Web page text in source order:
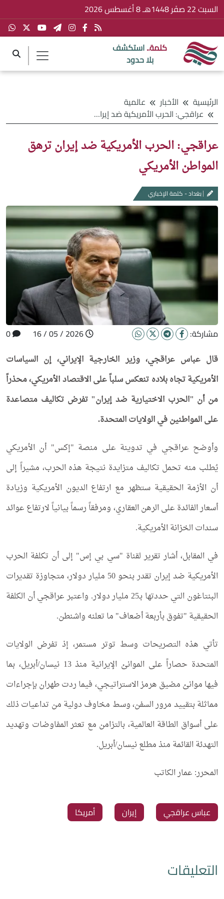
السبت 22 صفَر 1448هـ 8 أغسطس 2026
كلمة..استكشف
بلا حدود
الرئيسية الأخبار
عالمية
عراقجي: الحرب الأمريكية ضد إيران ترهق المواطن الأمريكي
عراقجي: الحرب الأمريكية ضد إيران ترهق
المواطن الأمريكي
بغداد - كلمة الإخباري
مشاركة:
قال عباس عراقجي، وزير الخارجية الإيراني، إن السياسات
الأمريكية تجاه بلاده تنعكس سلباً على الاقتصاد الأمريكي، محذراً
من أن "الحرب الاختيارية ضد إيران" تفرض تكاليف متصاعدة
على المواطنين في الولايات المتحدة.
وأوضح عراقجي في تدوينة على منصة "إكس" أن الأمريكي
يُطلب منه تحمل تكاليف متزايدة نتيجة هذه الحرب، مشيراً إلى
أن الأزمة الحقيقية ستظهر مع ارتفاع الديون الأمريكية وزيادة
أسعار الفائدة على الرهن العقاري، ومرفقاً رسماً بيانياً لارتفاع عوائد
سندات الخزانة الأمريكية.
في المقابل، أشار تقرير لقناة "سي بي إس" إلى أن تكلفة الحرب
الأمريكية ضد إيران تقدر بنحو 50 مليار دولار، متجاوزة تقديرات
البنتاغون التي حددتها بـ25 مليار دولار. واعتبر عراقجي أن الكلفة
الحقيقية "تفوق بأربعة أضعاف" ما تعلنه واشنطن.
تأتي هذه التصريحات وسط توتر مستمر، إذ تفرض الولايات
المتحدة حصاراً على الموانئ الإيرانية منذ 13 نيسان/أبريل، بما
فيها موانئ مضيق هرمز الاستراتيجي، فيما ردت طهران بإجراءات
مماثلة بتقييد مرور السفن، وسط مخاوف دولية من تداعيات ذلك
على أسواق الطاقة العالمية، بالتزامن مع تعثر المفاوضات وتهديد
التهدئة القائمة منذ مطلع نيسان/أبريل.
المحرر: عمار الكاتب
عباس عراقجي إيران ‏أمريكا
التعليقات